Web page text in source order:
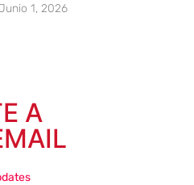
1, 2026
A